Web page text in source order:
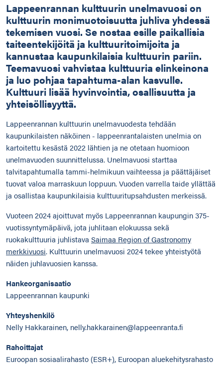
Lappeenrannan kulttuurin unelmavuosi on
kulttuurin monimuotoisuutta juhliva yhdessä
tekemisen vuosi. Se nostaa esille paikallisia
taiteentekijöitä ja kulttuuritoimijoita ja
kannustaa kaupunkilaisia kulttuurin pariin.
Teemavuosi vahvistaa kulttuuria elinkeinona
ja luo pohjaa tapahtuma-alan kasvulle.
Kulttuuri lisää hyvinvointia, osallisuutta ja
yhteisöllisyyttä.
Lappeenrannan kulttuurin unelmavuodesta tehdään
kaupunkilaisten näköinen - lappeenrantalaisten unelmia on
kartoitettu kesästä 2022 lähtien ja ne otetaan huomioon
unelmavuoden suunnittelussa. Unelmavuosi starttaa
talvitapahtumalla tammi-helmikuun vaihteessa ja päättäjäiset
tuovat valoa marraskuun loppuun. Vuoden varrella taide yllättää
ja osallistaa kaupunkilaisia kulttuuritupsahdusten merkeissä.
Vuoteen 2024 ajoittuvat myös Lappeenrannan kaupungin 375-
vuotissyntymäpäivä, jota juhlitaan elokuussa sekä
ruokakulttuuria juhlistava Saimaa Region of Gastronomy
merkkivuosi. Kulttuurin unelmavuosi 2024 tekee yhteistyötä
näiden juhlavuosien kanssa.
Hankeorganisaatio
Lappeenrannan kaupunki
Yhteyshenkilö
Nelly Hakkarainen, nelly.hakkarainen@lappeenranta.fi
Rahoittajat
Euroopan sosiaalirahasto (ESR+), Euroopan aluekehitysrahasto